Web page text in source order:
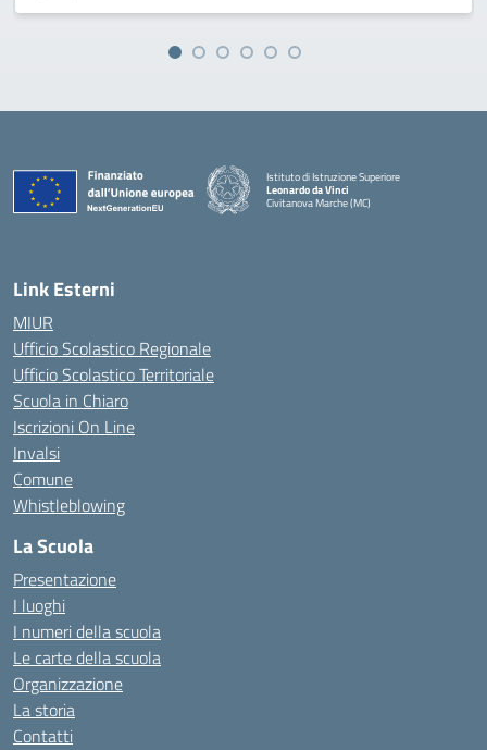
Istituto di Istruzione Superiore
Leonardo da Vinci
Civitanova Marche (MC)
Link Esterni
MIUR
Ufficio Scolastico Regionale
Ufficio Scolastico Territoriale
Scuola in Chiaro
Iscrizioni On Line
Invalsi
Comune
Whistleblowing
La Scuola
Presentazione
I luoghi
I numeri della scuola
Le carte della scuola
Organizzazione
La storia
Contatti